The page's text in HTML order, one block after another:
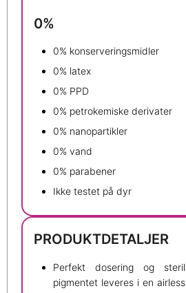
0%
0% konserveringsmidler
0% latex
0% PPD
0% petrokemiske derivater
0% nanopartikler
0% vand
0% parabener
Ikke testet på dyr
PRODUKTDETALJER
Perfekt dosering og
pigmentet leveres i en